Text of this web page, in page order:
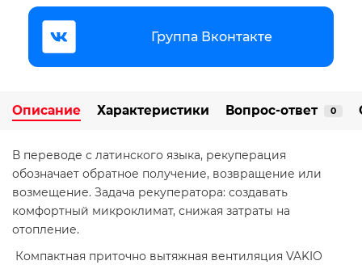
Группа Вконтакте
Описание Характеристики Вопрос-ответ 0
В переводе с латинского языка, рекуперация
обозначает обратное получение, возвращение или
возмещение. Задача рекуператора: создавать
комфортный микроклимат, снижая затраты на
отопление.
Компактная приточно вытяжная вентиляция VAKIO